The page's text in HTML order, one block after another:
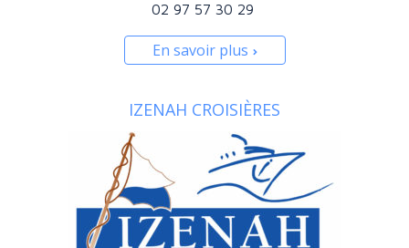
02 97 57 30 29
En savoir plus
IZENAH CROISIÈRES